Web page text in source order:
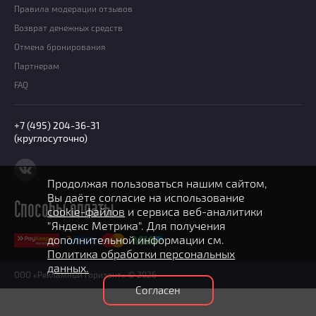
Добавить квест
Партнерам
Правила модерации отзывов
Возврат денежных средств
Отмена бронирования
Партнерам
FAQ
+7 (495) 204-36-31
(круглосуточно)
Способы оплаты
ООО «Рекламный горизонт» © 2026
Продолжая пользоваться нашим сайтом,
Вы даёте согласие на использование
cookie-файлов и сервиса веб-аналитики
"Яндекс Метрика". Для получения
дополнительной информации см.
Политика обработки персональных
данных.
Согласен